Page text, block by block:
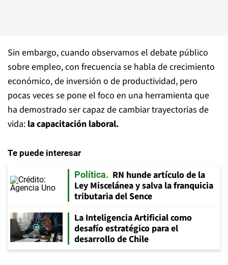
Sin embargo, cuando observamos el debate público
sobre empleo, con frecuencia se habla de crecimiento
económico, de inversión o de productividad, pero
pocas veces se pone el foco en una herramienta que
ha demostrado ser capaz de cambiar trayectorias de
vida: la capacitación laboral.
Te puede interesar
Política
RN hunde artículo de la
Ley Miscelánea y salva la franquicia
tributaria del Sence
La Inteligencia Artificial como
desafío estratégico para el
desarrollo de Chile